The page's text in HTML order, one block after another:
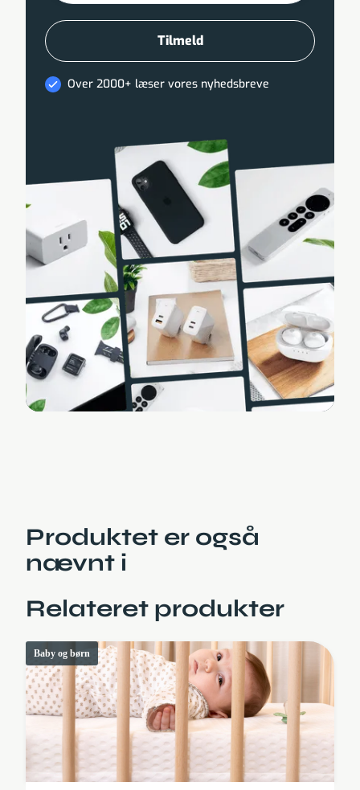
Over 2000+ læser vores nyhedsbreve
Produktet er også
nævnt i
Relateret produkter
Baby og børn